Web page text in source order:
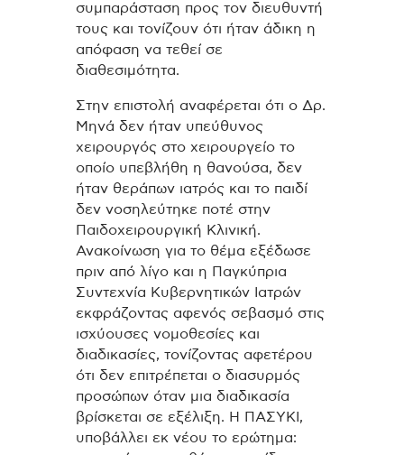
συμπαράσταση προς τον διευθυντή
τους και τονίζουν ότι ήταν άδικη η
απόφαση να τεθεί σε
διαθεσιμότητα.
Στην επιστολή αναφέρεται ότι ο Δρ.
Μηνά δεν ήταν υπεύθυνος
χειρουργός στο χειρουργείο το
οποίο υπεβλήθη η θανούσα, δεν
ήταν θεράπων ιατρός και το παιδί
δεν νοσηλεύτηκε ποτέ στην
Παιδοχειρουργική Κλινική.
Ανακοίνωση για το θέμα εξέδωσε
πριν από λίγο και η Παγκύπρια
Συντεχνία Κυβερνητικών Ιατρών
εκφράζοντας αφενός σεβασμό στις
ισχύουσες νομοθεσίες και
διαδικασίες, τονίζοντας αφετέρου
ότι δεν επιτρέπεται ο διασυρμός
προσώπων όταν μια διαδικασία
βρίσκεται σε εξέλιξη. Η ΠΑΣΥΚΙ,
υποβάλλει εκ νέου το ερώτημα: